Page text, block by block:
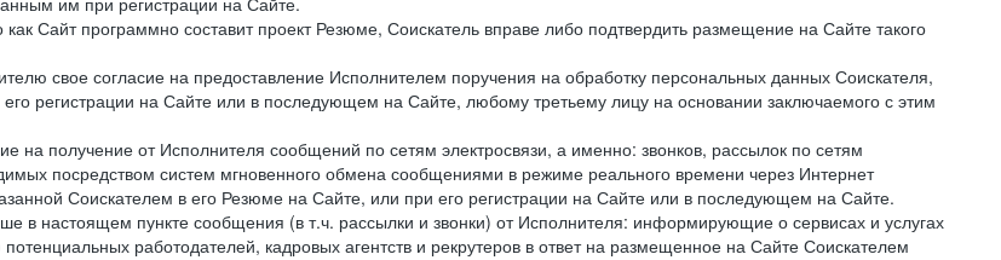
Сайт программно составит проект Резюме, Соискатель вправе либо подтвердить размещение на Сайте такого
свое согласие на предоставление Исполнителем поручения на обработку персональных данных Соискателя,
регистрации на Сайте или в последующем на Сайте, любому третьему лицу на основании заключаемого с этим
на получение от Исполнителя сообщений по сетям электросвязи, а именно: звонков, рассылок по сетям
посредством систем мгновенного обмена сообщениями в режиме реального времени через Интернет
Соискателем в его Резюме на Сайте, или при его регистрации на Сайте или в последующем на Сайте.
в настоящем пункте сообщения (в т.ч. рассылки и звонки) от Исполнителя: информирующие о сервисах и услугах
работодателей, кадровых агентств и рекрутеров в ответ на размещенное на Сайте Соискателем